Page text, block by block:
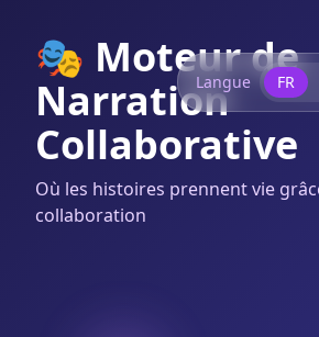
🎭 Moteur de
Narration
Collaborative
Où les histoires prennent vie
collaboration
Langue FR